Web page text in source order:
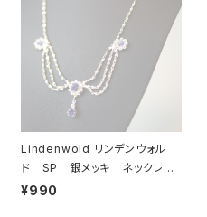
Lindenwold リンデンウォル
ド SP 銀メッキ ネックレ
ス 23-0063 ビンテージア
¥990